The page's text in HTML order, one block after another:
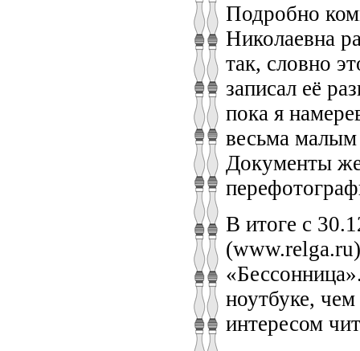
Подробно
Николаевна
так, словно
записал её
пока я
весьма
Документы
В итоге с
ноутбуке,
интересом